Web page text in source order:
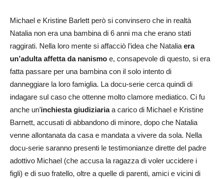
Michael e Kristine Barlett però si convinsero che in realtà
Natalia non era una bambina di 6 anni ma che erano stati
raggirati. Nella loro mente si affacciò l’idea che Nataliaera
un’adulta affetta da nanismo e, consapevole di questo, si era
fatta passare per una bambina con il solo intento di
danneggiare la loro famiglia. La docu-serie cerca quindi di
indagare sul caso che ottenne molto clamore mediatico. Ci fu
anche un’inchiesta giudiziariaa carico di Michael e Kristine
Barnett, accusati di abbandono di minore, dopo che Natalia
venne allontanata da casa e mandata a vivere da sola. Nella
docu-serie saranno presenti le testimonianze dirette del padre
adottivo Michael (che accusa la ragazza di voler uccidere i
figli) e di suo fratello, oltre a quelle di parenti, amici e vicini di